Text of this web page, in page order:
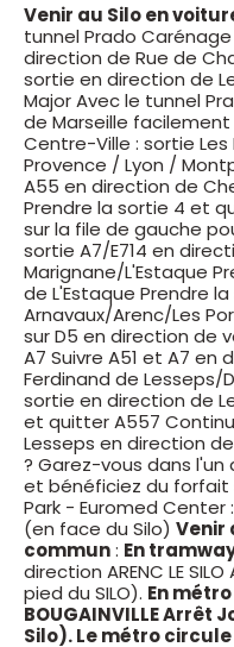
Venir au Silo en
tunnel Prado
direction de Rue de
sortie en direction de
Major Avec le tunnel
de Marseille
Centre-Ville : sortie
Provence / Lyon /
A55 en direction de
Prendre la sortie 4 et
sur la file de gauche
sortie A7/E714 en
Marignane/L'Estaque
de L'Estaque Prendre
Arnavaux/Arenc/Les
sur D5 en direction de
A7 Suivre A51 et A7 en
Ferdinand de Lesseps/
sortie en direction de
et quitter A557
Lesseps en direction
? Garez-vous dans l'un
et bénéficiez du forfait
Park - Euromed Center
(en face du Silo) Venir
commun: En
direction ARENC LE
pied du SILO). En
BOUGAINVILLE Arrêt
Silo). Le métro